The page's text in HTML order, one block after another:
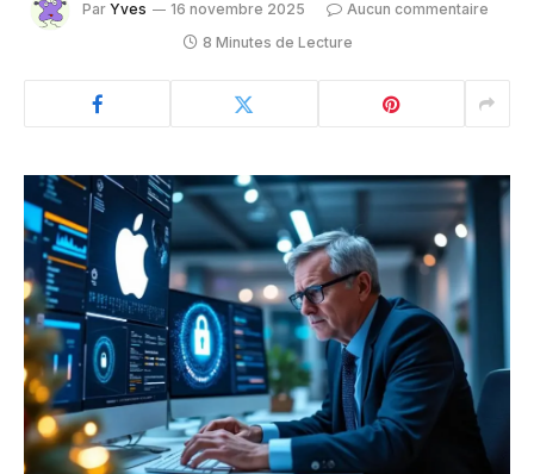
Par Yves 16 novembre 2025
Aucun commentaire
8 Minutes de Lecture